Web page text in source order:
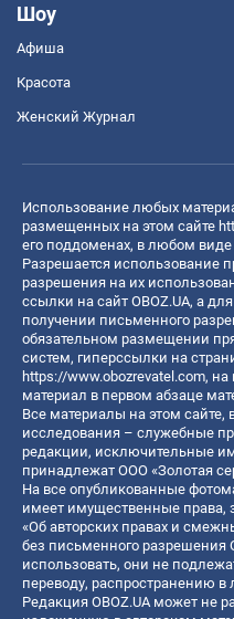
Шоу
Афиша
Красота
Женский Журнал
Использование любых
размещенных на этом сайте
его поддоменах, в любом виде
Разрешается использование
разрешения на их
ссылки на сайт OBOZ.UA, а
получении письменного
обязательном размещении
систем, гиперссылки на
https://www.obozrevatel.com, на
материал в первом абзаце
Все материалы на этом сайте,
исследования – служебные
редакции, исключительные
принадлежат ООО «Золотая
На все опубликованные
имеет имущественные
«Об авторских правах и
без письменного разрешения
использовать, они не
переводу, распространению
Редакция OBOZ.UA может не